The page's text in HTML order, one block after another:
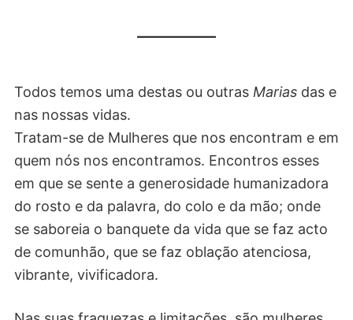
Todos temos uma destas ou outras Marias das e
nas nossas vidas.
Tratam-se de Mulheres que nos encontram e em
quem nós nos encontramos. Encontros esses
em que se sente a generosidade humanizadora
do rosto e da palavra, do colo e da mão; onde
se saboreia o banquete da vida que se faz acto
de comunhão, que se faz oblação atenciosa,
vibrante, vivificadora.